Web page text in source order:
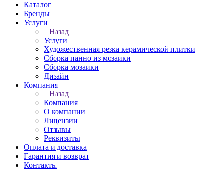
Каталог
Бренды
Услуги
Назад
Услуги
Художественная резка керамической плитки
Сборка панно из мозаики
Сборка мозаики
Дизайн
Компания
Назад
Компания
О компании
Лицензии
Отзывы
Реквизиты
Оплата и доставка
Гарантия и возврат
Контакты